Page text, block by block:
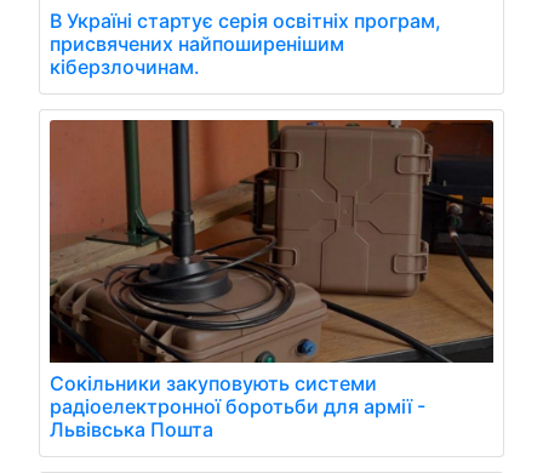
В Україні стартує серія освітніх програм,
присвячених найпоширенішим
кіберзлочинам.
Сокільники закуповують системи
радіоелектронної боротьби для армії -
Львівська Пошта